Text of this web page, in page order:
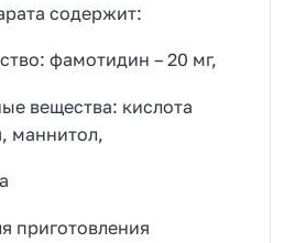
содержит:
фамотидин – 20 мг,
вещества: кислота
маннитол,
приготовления